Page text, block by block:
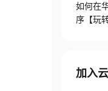
如何在
序【玩
加入